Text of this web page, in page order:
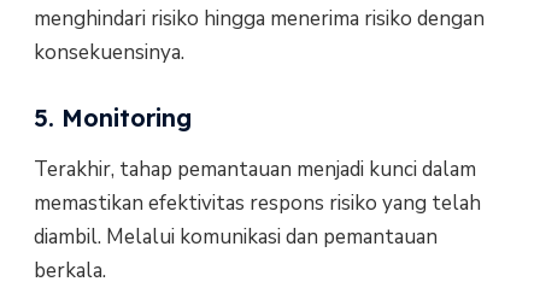
menghindari risiko hingga menerima risiko dengan
konsekuensinya.
5. Monitoring
Terakhir, tahap pemantauan menjadi kunci dalam
memastikan efektivitas respons risiko yang telah
diambil. Melalui komunikasi dan pemantauan
berkala.